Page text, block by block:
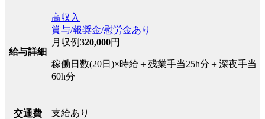
給与詳細
高収入
賞与/報奨金/慰労金あり
月収例320,000円
稼働日数(20日)×時給＋残業手当25h分＋深夜手当
60h分
交通費 支給あり